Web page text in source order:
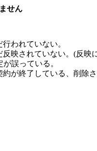
せん
われていない。
反映されていない。(反
誤っている。
が終了している、削除